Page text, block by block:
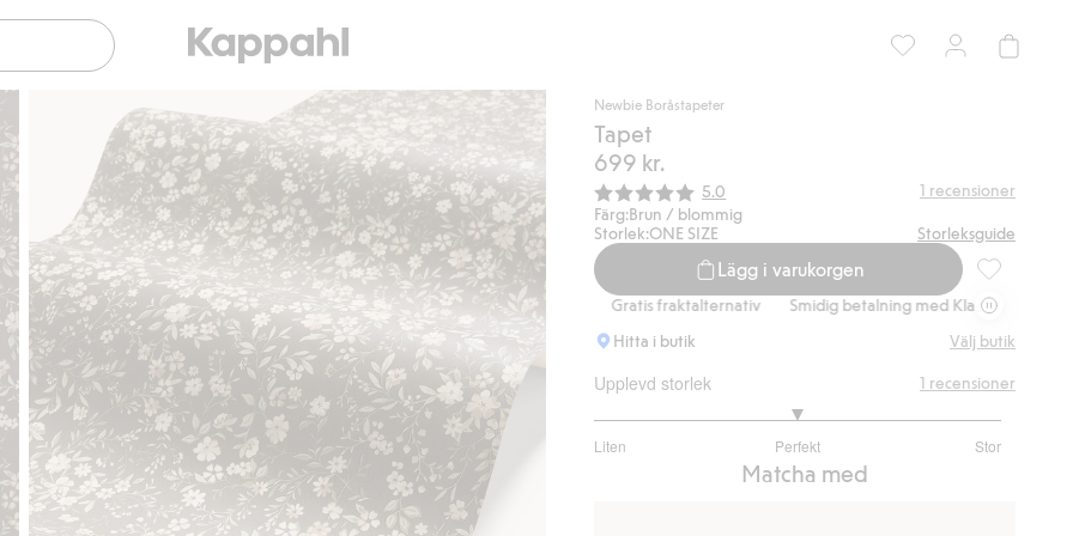
Newbie Boråstapeter
Tapet
699 kr.
Snittbetyg:
5.0 1 recensioner
Färg:Brun / blommig
Storlek:ONE SIZE Storleksguide
Lägg i varukorgen
Tapet,
Gratis fraktalternativ Smidig betalning med Klarna. Gratis fraktalternativ Smidig betalning med Klarna.
Gratis
Hitta i butik
Välj butik
Upplevd storlek
Liten Perfekt Stor
utav
1 recensioner
Matcha med